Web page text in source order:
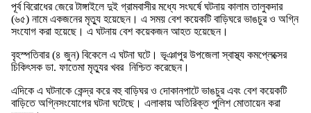
পূর্ব বিরোধের জেরে টাঙ্গাইলে দুই গ্রামবাসীর মধ্যে সংঘর্ষে ঘটনায় কালাম তালুকদার
(৬৫) নামে একজনের মৃত্যু হয়েছেন। এ সময় বেশ কয়েকটি বাড়িঘরে ভাঙচুর ও অগ্নি
সংযোগ করা হয়েছে। এ ঘটনায় বেশ কয়েকজন আহত হয়েছেন।
বৃহস্পতিবার (৪ জুন) বিকেলে এ ঘটনা ঘটে। ভূঞাপুর উপজেলা স্বাস্থ্য কমপ্লেক্সের
চিকিৎসক ডা. ফাতেমা মৃত্যুর খবর নিশ্চিত করেছেন।
এদিকে এ ঘটনাকে কেন্দ্র করে বহু বাড়িঘর ও দোকানপাটে ভাঙচুর এবং বেশ কয়েকটি
বাড়িতে অগ্নিসংযোগের ঘটনা ঘটেছে। এলাকায় অতিরিক্ত পুলিশ মোতায়েন করা